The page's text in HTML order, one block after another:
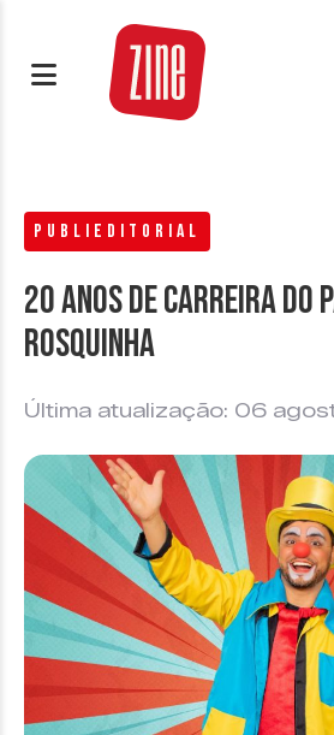
PUBLIEDITORIAL
20 anos de carreira do
Rosquinha
Última atualização: 06